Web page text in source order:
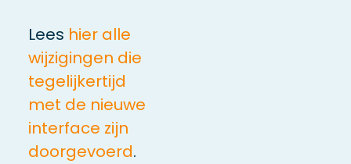
Lees hier alle
wijzigingen die
tegelijkertijd
met de nieuwe
interface zijn
doorgevoerd.